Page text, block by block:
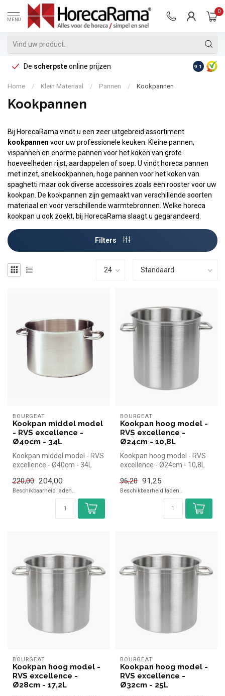
MENU
0
De scherpsteonline prijzen Op
9.1
Home / Klein Materiaal / Pannen / Kookpannen
Kookpannen
Bij HorecaRama vindt u een zeer uitgebreid assortiment
kookpannen voor uw professionele keuken. Kleine pannen,
vispannen en enorme pannen voor het koken van grote
hoeveelheden rijst, aardappelen of soep. U vindt horeca pannen
met inzet, snelkookpannen, hoge pannen voor het koken van
spaghetti maar ook diverse accessoires zoals een rooster voor uw
kookpan. De kookpannen zijn gemaakt van verschillende soorten
materiaal en voor verschillende warmtebronnen. Welke horeca
kookpan u ook zoekt, bij HorecaRama slaagt u gegarandeerd.
Filters
BOURGEAT
Kookpan middel model
- RVS excellence -
Ø40cm - 34L
Kookpan middel model - RVS
excellence - Ø40cm - 34L
220,00 204,00
Beschikbaarheid laden..
BOURGEAT
Kookpan hoog model -
RVS excellence -
Ø24cm - 10,8L
Kookpan hoog model - RVS
excellence - Ø24cm - 10,8L
96,20 91,25
Beschikbaarheid laden..
BOURGEAT
Kookpan hoog model -
RVS excellence -
Ø28cm - 17,2L
BOURGEAT
Kookpan hoog model -
RVS excellence -
Ø32cm - 25L